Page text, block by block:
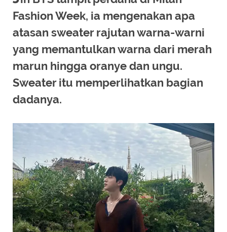
Fashion Week, ia mengenakan apa
atasan sweater rajutan warna-warni
yang memantulkan warna dari merah
marun hingga oranye dan ungu.
Sweater itu memperlihatkan bagian
dadanya.